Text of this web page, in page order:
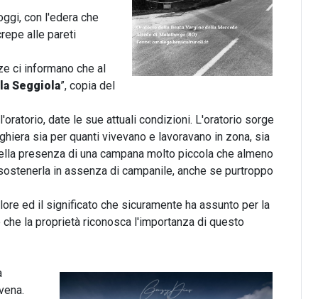
con l'edera che
alle pareti
ci informano che al
Seggiola”, copia del
date le sue attuali condizioni. L'oratorio sorge
sia per quanti vivevano e lavoravano in zona, sia
presenza di una campana molto piccola che almeno
in assenza di campanile, anche se purtroppo
ed il significato che sicuramente ha assunto per la
la proprietà riconosca l'importanza di questo